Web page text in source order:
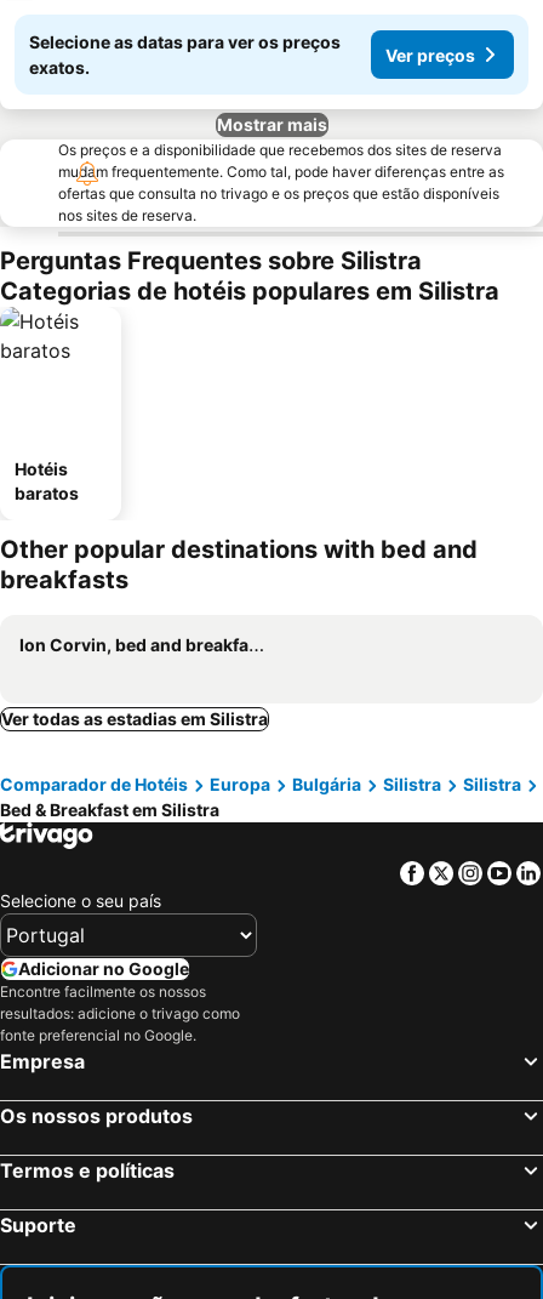
Selecione as datas para ver os preços
exatos.
Ver preços
Mostrar mais
Os preços e a disponibilidade que recebemos dos sites de reserva
mudam frequentemente. Como tal, pode haver diferenças entre as
ofertas que consulta no trivago e os preços que estão disponíveis
nos sites de reserva.
Perguntas Frequentes sobre Silistra
Categorias de hotéis populares em Silistra
Hotéis
baratos
Other popular destinations with bed and
breakfasts
Ion Corvin, bed and breakfasts
Ver todas as estadias em Silistra
Comparador de Hotéis Europa Bulgária Silistra
Silistra
Bed & Breakfast em Silistra
Facebook
Twitter
Selecione o seu país
Adicionar no Google
Encontre facilmente os nossos
resultados: adicione o trivago como
fonte preferencial no Google.
Empresa
Os nossos produtos
Termos e políticas
Suporte